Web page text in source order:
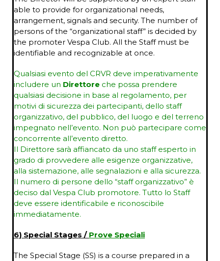
able to provide for organizational needs,
arrangement, signals and security. The number of
persons of the “organizational staff” is decided by
the promoter Vespa Club. All the Staff must be
identifiable and recognizable at once.
Qualsiasi evento del CRVR deve imperativamente
includere un Direttore che possa prendere
qualsiasi decisione in base al regolamento, per
motivi di sicurezza dei partecipanti, dello staff
organizzativo, del pubblico, del luogo e del terreno
impegnato nell’evento. Non può partecipare come
concorrente all’evento diretto.
Il Direttore sarà affiancato da uno staff esperto in
grado di provvedere alle esigenze organizzative,
alla sistemazione, alle segnalazioni e alla sicurezza.
Il numero di persone dello “staff organizzativo” è
deciso dal Vespa Club promotore. Tutto lo Staff
deve essere identificabile e riconoscibile
immediatamente.
6) Special Stages / Prove Speciali
The Special Stage (SS) is a course prepared in a